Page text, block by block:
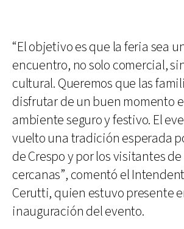
“El objetivo es que la feria sea
encuentro, no solo comercial,
cultural. Queremos que las
disfrutar de un buen momento
ambiente seguro y festivo. El
vuelto una tradición esperada
de Crespo y por los visitantes
cercanas”, comentó el
Cerutti, quien estuvo presente
inauguración del evento.